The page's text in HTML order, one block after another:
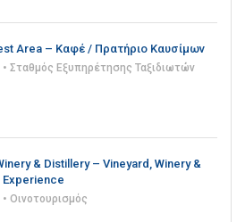
Area – Καφέ / Πρατήριο Καυσίμων
• Σταθμός Εξυπηρέτησης Ταξιδιωτών
& Distillery – Vineyard, Winery &
• Οινοτουρισμός